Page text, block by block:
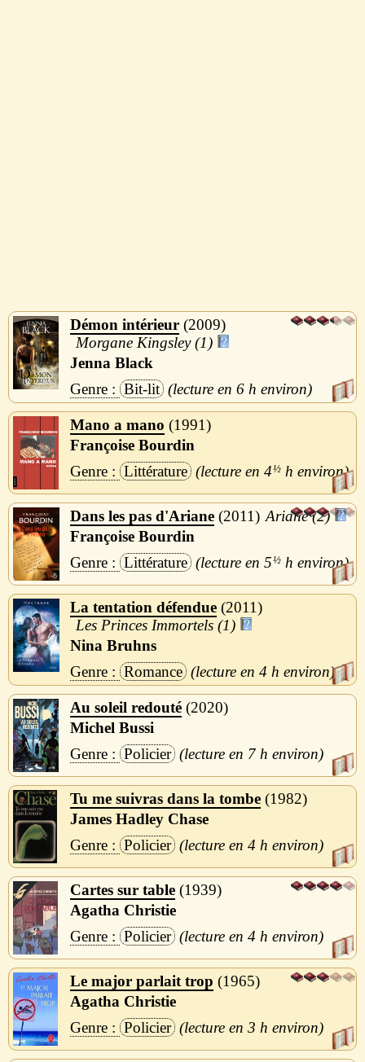
Démon intérieur 2009
Morgane Kingsley (1)
Jenna Black
Bit-lit
6 h
Mano a mano
1991
Françoise Bourdin
Littérature
4½ h
Dans les pas d'Ariane 2011
Ariane (2)
Françoise Bourdin
Littérature
5½ h
La tentation défendue 2011
Les Princes Immortels (1)
Nina Bruhns
Romance
4 h
Au soleil redouté 2020
Michel Bussi
Policier
7 h
Tu me suivras dans la tombe 1982
James Hadley Chase
Policier
4 h
Cartes sur table 1939
Agatha Christie
Policier
4 h
Le major parlait trop
1965
Agatha Christie
Policier
3 h